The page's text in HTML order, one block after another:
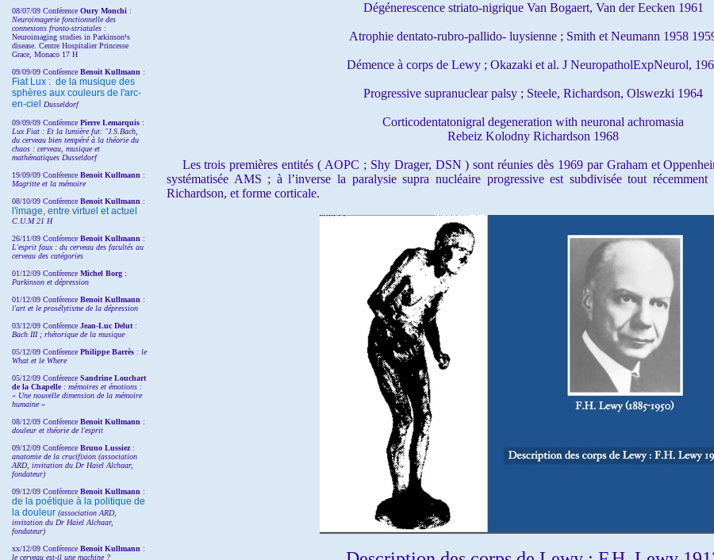
08/07/09 Conférence Oury Monchi :
Neuroimagerie fonctionnelle des
connexions fronto-striatales :
Neuroimaging studies in Parkinson¹s
disease. Centre Hospitalier Princesse
Grace, Monaco 17 H
09/09/09 Conférence Benoit Kullmann :
Fiat Lux : de la musique des
sphères aux couleurs de l'arc-
en-ciel
Dusseldorf
09/09/09 Conférence Pierre Lemarquis :
Lux Fiat : Et la lumière fut: "J.S.Bach,
du cerveau bien tempéré à la théorie du
chaos : cerveau, musique et
mathématiques Dusseldorf
19/09/09 Conférence Benoit Kullmann :
Magritte et la mémoire
08/10/09 Conférence Benoit Kullmann :
l'image, entre virtuel et actuel
C.U.M 21 H
26/11/09 Conférence Benoit Kullmann :
L'esprit faux : du cerveau des facultés au
cerveau des catégories
01/12/09 Conférence Michel Borg :
Parkinson et dépression
01/12/09 Conférence Benoit Kullmann :
l'art et le prosélytisme de la dépression
03/12/09 Conférence Jean-Luc Delut :
Bach III ; rhétorique de la musique
05/12/09 Conférence Philippe Barrès : le
What et le Where
05/12/09 Conférence SandrineLouchart
de la Chapelle: mémoires et émotions :
« Une nouvelle dimension de la mémoire
humaine »
08/12/09 Conférence Benoit Kullmann :
douleur et théorie de l'esprit
09/12/09 Conférence Bruno Lussiez :
anatomie de la crucifixion (association
ARD, invitation du Dr Haiel Alchaar,
fondateur)
09/12/09 Conférence Benoit Kullmann :
de la poétique à la politique de
la douleur (association ARD,
invitation du Dr Haiel Alchaar,
fondateur)
xx/12/09 Conférence Benoit Kullmann :
le cerveau est-il une machine ?
Dégénerescence striato-nigrique Van Bogaert, Van der Eecken 1961
Atrophie dentato-rubro-pallido- luysienne ; Smith et Neumann 1958
Démence à corps de Lewy ; Okazaki et al. J NeuropatholExpNeurol,
Progressive supranuclear palsy ; Steele, Richardson, Olswezki 1964
Corticodentatonigral degeneration with neuronal achromasia
Rebeiz Kolodny Richardson 1968
Les trois premières entités ( AOPC ; Shy Drager, DSN ) sont réunies dès 1969 par Graham et
systématisée AMS ; à l’inverse la paralysie supra nucléaire progressive est subdivisée tout
Richardson, et forme corticale.